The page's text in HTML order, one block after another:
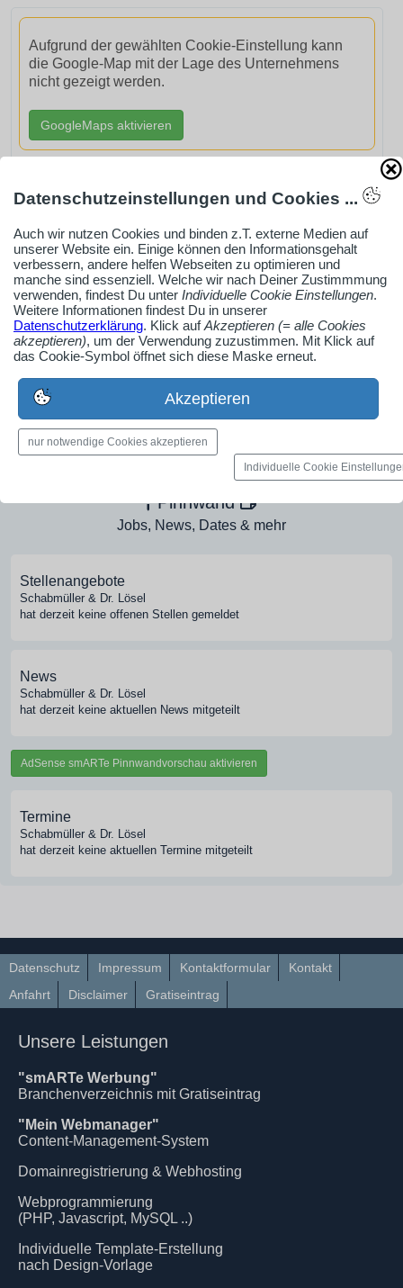
Aufgrund der gewählten Cookie-Einstellung kann
die Google-Map mit der Lage des Unternehmens
nicht gezeigt werden.
GoogleMaps aktivieren
AdSense smARTe inArticle-Anzeige aktivieren
Ob Solo-Selbsständiger, Handwerksbetrieb oder
Industrieunternehmen
Erstelle jetzt ein gratis Firmenprofil für dein Unternehmen:
jetzt registrieren
Medien-Galerie
Bilder, PDFs, Audio, Video
Pinnwand
Jobs, News, Dates & mehr
Stellenangebote
Schabmüller & Dr. Lösel
hat derzeit keine offenen Stellen gemeldet
News
Schabmüller & Dr. Lösel
hat derzeit keine aktuellen News mitgeteilt
AdSense smARTe Pinnwandvorschau aktivieren
Termine
Schabmüller & Dr. Lösel
hat derzeit keine aktuellen Termine mitgeteilt
Datenschutz Impressum Kontaktformular
Kontakt
Anfahrt
Disclaimer Gratiseintrag
Unsere Leistungen
"smARTe Werbung"
Branchenverzeichnis mit Gratiseintrag
"Mein Webmanager"
Content-Management-System
Domainregistrierung & Webhosting
Webprogrammierung
(PHP, Javascript, MySQL ..)
Individuelle Template-Erstellung
nach Design-Vorlage
Datenschutzeinstellungen und Cookies ...
Auch wir nutzen Cookies und binden z.T. externe Medien auf
unserer Website ein. Einige können den Informationsgehalt
verbessern, andere helfen Webseiten zu optimieren und
manche sind essenziell. Welche wir nach Deiner Zustimmmung
verwenden, findest Du unter Individuelle Cookie Einstellungen.
Weitere Informationen findest Du in unserer
Datenschutzerklärung. Klick aufAkzeptieren (= alle Cookies
akzeptieren), um der Verwendung zuzustimmen. Mit Klick auf
das Cookie-Symbol öffnet sich diese Maske erneut.
Akzeptieren
nur notwendige Cookies akzeptieren
Individuelle Cookie